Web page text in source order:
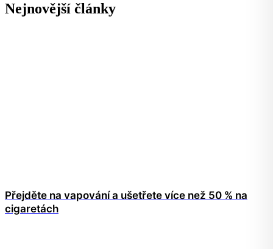
Nejnovější články
Přejděte na vapování a ušetřete více než 50 % na
cigaretách